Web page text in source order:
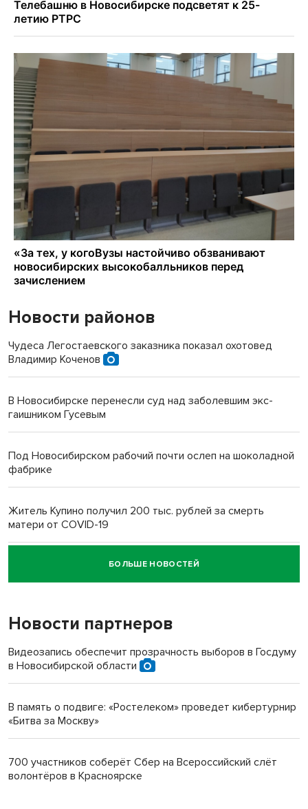
Новости районов
Чудеса Легостаевского заказника показал охотовед
Владимир Коченов
В Новосибирске перенесли суд над заболевшим экс-
гаишником Гусевым
Под Новосибирском рабочий почти ослеп на шоколадной
фабрике
Житель Купино получил 200 тыс. рублей за смерть
матери от COVID-19
Новосибирский суд наказал водителя за смерть
пенсионерки на вокзале
БОЛЬШЕ НОВОСТЕЙ
Новости партнеров
Видеозапись обеспечит прозрачность выборов в Госдуму
в Новосибирской области
В память о подвиге: «Ростелеком» проведет кибертурнир
«Битва за Москву»
700 участников соберёт Сбер на Всероссийский слёт
волонтёров в Красноярске